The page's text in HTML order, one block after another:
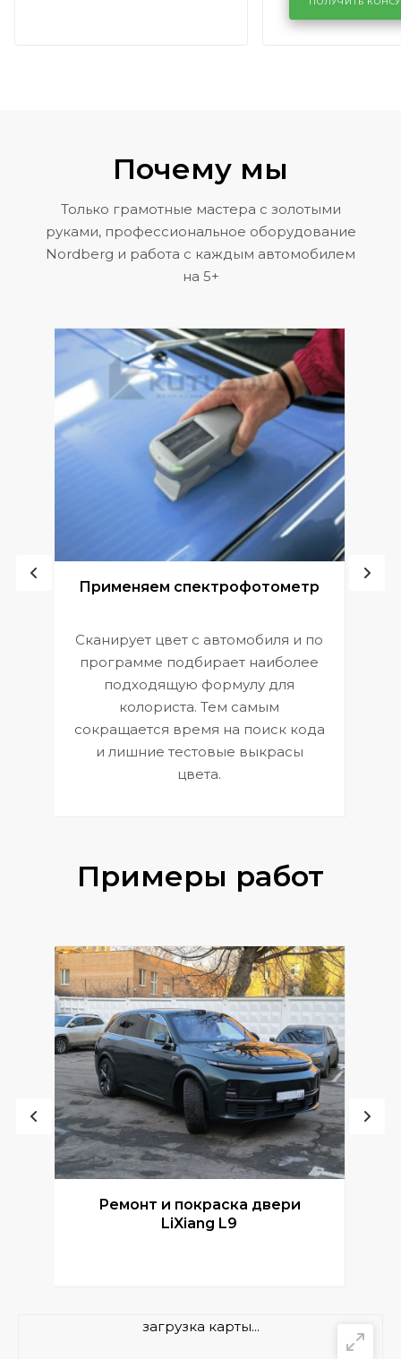
районе
Volkswagen
Почему мы
Только грамотные мастера с золотыми
руками, профессиональное оборудование
Nordberg и работа с каждым автомобилем
на 5+
Применяем спектрофотометр
Сканирует цвет с автомобиля и по
программе подбирает наиболее
подходящую формулу для
колориста. Тем самым
сокращается время на поиск кода
и лишние тестовые выкрасы
цвета.
Примеры работ
Ремонт и покраска двери
LiXiang L9
загрузка карты...